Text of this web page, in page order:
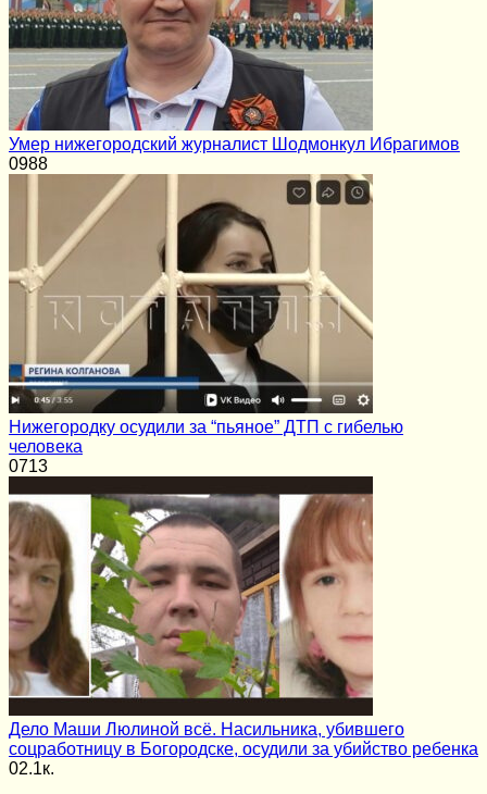
Умер нижегородский журналист Шодмонкул Ибрагимов
0988
Нижегородку осудили за “пьяное” ДТП с гибелью
человека
0713
Дело Маши Люлиной всё. Насильника, убившего
соцработницу в Богородске, осудили за убийство ребенка
02.1к.